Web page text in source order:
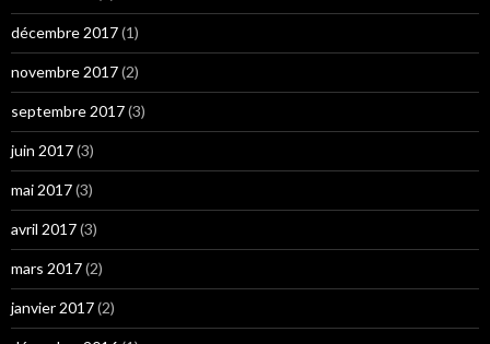
décembre 2017(1)
novembre 2017(2)
septembre 2017(3)
juin 2017(3)
mai 2017(3)
avril 2017(3)
mars 2017(2)
janvier 2017(2)